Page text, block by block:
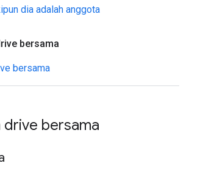
dia adalah anggota
bersama
bersama
bersama